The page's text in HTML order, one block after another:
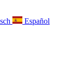
Español